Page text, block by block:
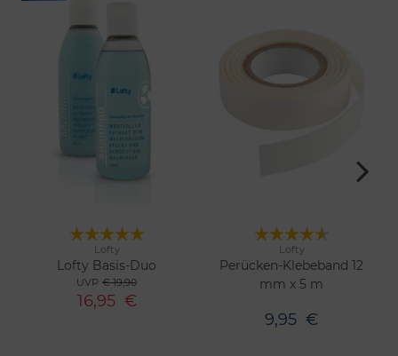
Merken
Lofty
Lofty Basis-Duo
UVP € 19,90
16,95 €
Merken
Lofty
Perücken-Klebeband 12
mm x 5 m
9,95 €